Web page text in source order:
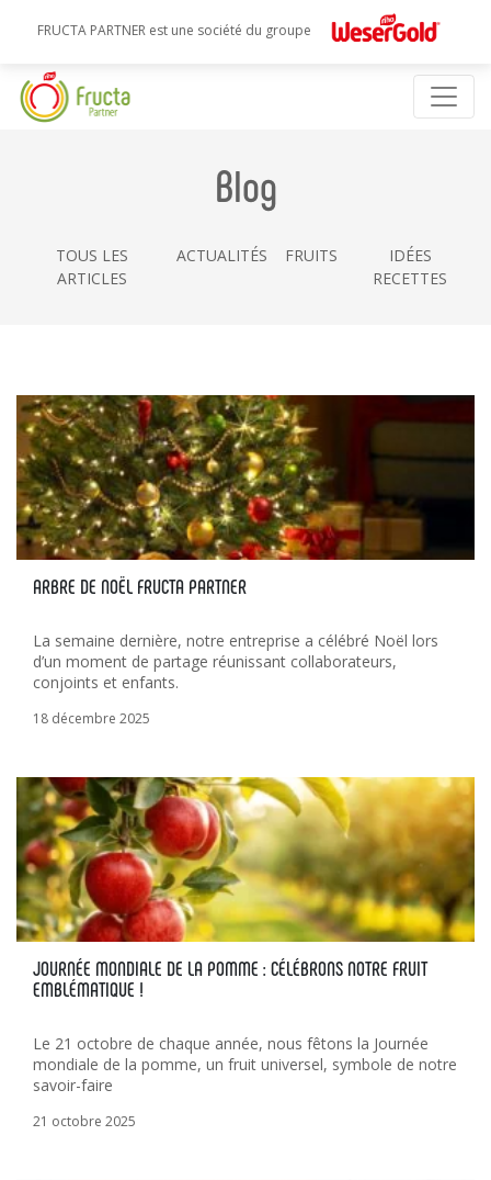
FRUCTA PARTNER est une société du groupe
Blog
TOUS LES
ARTICLES
ACTUALITÉS FRUITS
IDÉES
RECETTES
ARBRE DE NOËL FRUCTA PARTNER
La semaine dernière, notre entreprise a célébré Noël lors
d’un moment de partage réunissant collaborateurs,
conjoints et enfants.
18 décembre 2025
JOURNÉE MONDIALE DE LA POMME : CÉLÉBRONS NOTRE FRUIT
EMBLÉMATIQUE !
Le 21 octobre de chaque année, nous fêtons la Journée
mondiale de la pomme, un fruit universel, symbole de notre
savoir-faire
21 octobre 2025